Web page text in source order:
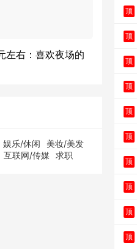
左右：喜欢夜场的
娱乐/休闲
美妆/美发
互联网/传媒 求职
顶
顶
顶
顶
顶
顶
顶
顶
顶
顶